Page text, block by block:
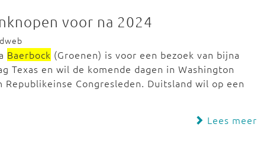
voor na 2024
Baerbock (Groenen) is voor een bezoek van bijna
Texas en wil de komende dagen in Washington
Congresleden. Duitsland wil op een
Lees meer